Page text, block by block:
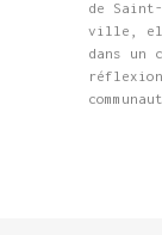
de
ville,
dans un